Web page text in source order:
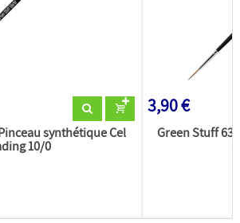
synthétique Cel
10/0
3,90 €
Green Stuff